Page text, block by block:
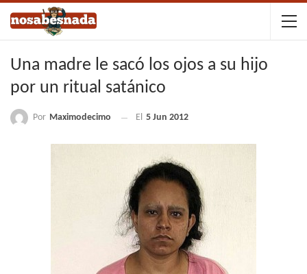
Una madre le sacó los ojos a su hijo
por un ritual satánico
Por Maximodecimo El 5 Jun 2012